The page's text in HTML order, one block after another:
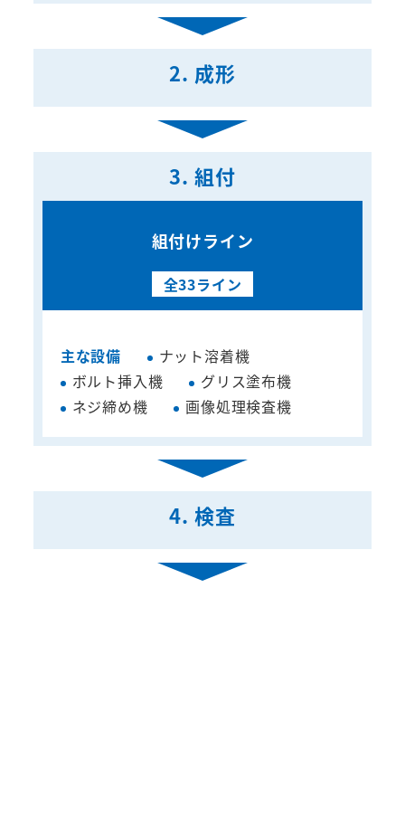
2. 成形
3. 組付
組付けライン
全33ライン
主な設備
ナット溶着機
ボルト挿入機
グリス塗布機
ネジ締め機
画像処理検査機
4. 検査